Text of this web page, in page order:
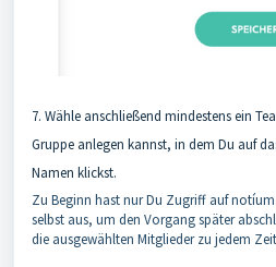
7. Wähle anschließend mindestens ein
Gruppe anlegen kannst, in dem Du auf
Namen klickst.
Zu Beginn hast nur Du Zugriff auf
selbst aus, um den Vorgang später
die ausgewählten Mitglieder zu jedem